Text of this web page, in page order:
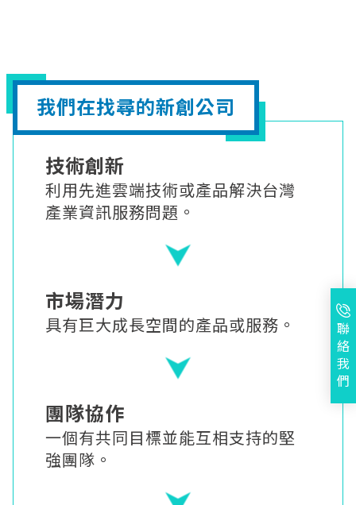
我們在找尋的新創公司
技術創新
利用先進雲端技術或產品解決台灣
產業資訊服務問題。
市場潛力
具有巨大成長空間的產品或服務。
團隊協作
一個有共同目標並能互相支持的堅
強團隊。
聯
絡
我
們